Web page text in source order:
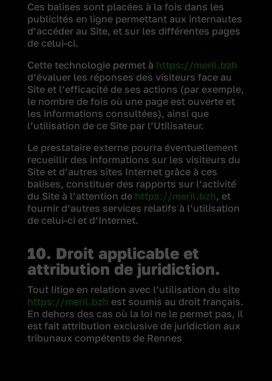
Ces balises sont placées à la fois dans les
publicités en ligne permettant aux internautes
d’accéder au Site, et sur les différentes pages
de celui-ci.
Cette technologie permet à https://meril.bzh
d’évaluer les réponses des visiteurs face au
Site et l’efficacité de ses actions (par exemple,
le nombre de fois où une page est ouverte et
les informations consultées), ainsi que
l’utilisation de ce Site par l’Utilisateur.
Le prestataire externe pourra éventuellement
recueillir des informations sur les visiteurs du
Site et d’autres sites Internet grâce à ces
balises, constituer des rapports sur l’activité
du Site à l’attention de https://meril.bzh, et
fournir d’autres services relatifs à l’utilisation
de celui-ci et d’Internet.
10. Droit applicable et
attribution de juridiction.
Tout litige en relation avec l’utilisation du site
https://meril.bzh est soumis au droit français.
En dehors des cas où la loi ne le permet pas, il
est fait attribution exclusive de juridiction aux
tribunaux compétents de Rennes